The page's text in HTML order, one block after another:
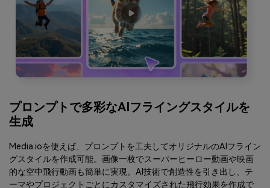
プロンプトで多彩なAIフライングスタイルを
生成
Media.ioを使えば、プロンプトを工夫してオリジナルのAIフライン
グスタイルを作成可能。画像一枚でスーパーヒーロー動画や映画
的な空中飛行動画も簡単に実現。AI技術で創造性を引き出し、テ
ーマやプロジェクトごとにカスタマイズされた飛行効果を作成で